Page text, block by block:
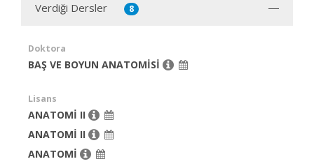
Verdiği Dersler 8
Doktora
BAŞ VE BOYUN ANATOMİSİ
Lisans
ANATOMİ II
ANATOMİ II
ANATOMİ